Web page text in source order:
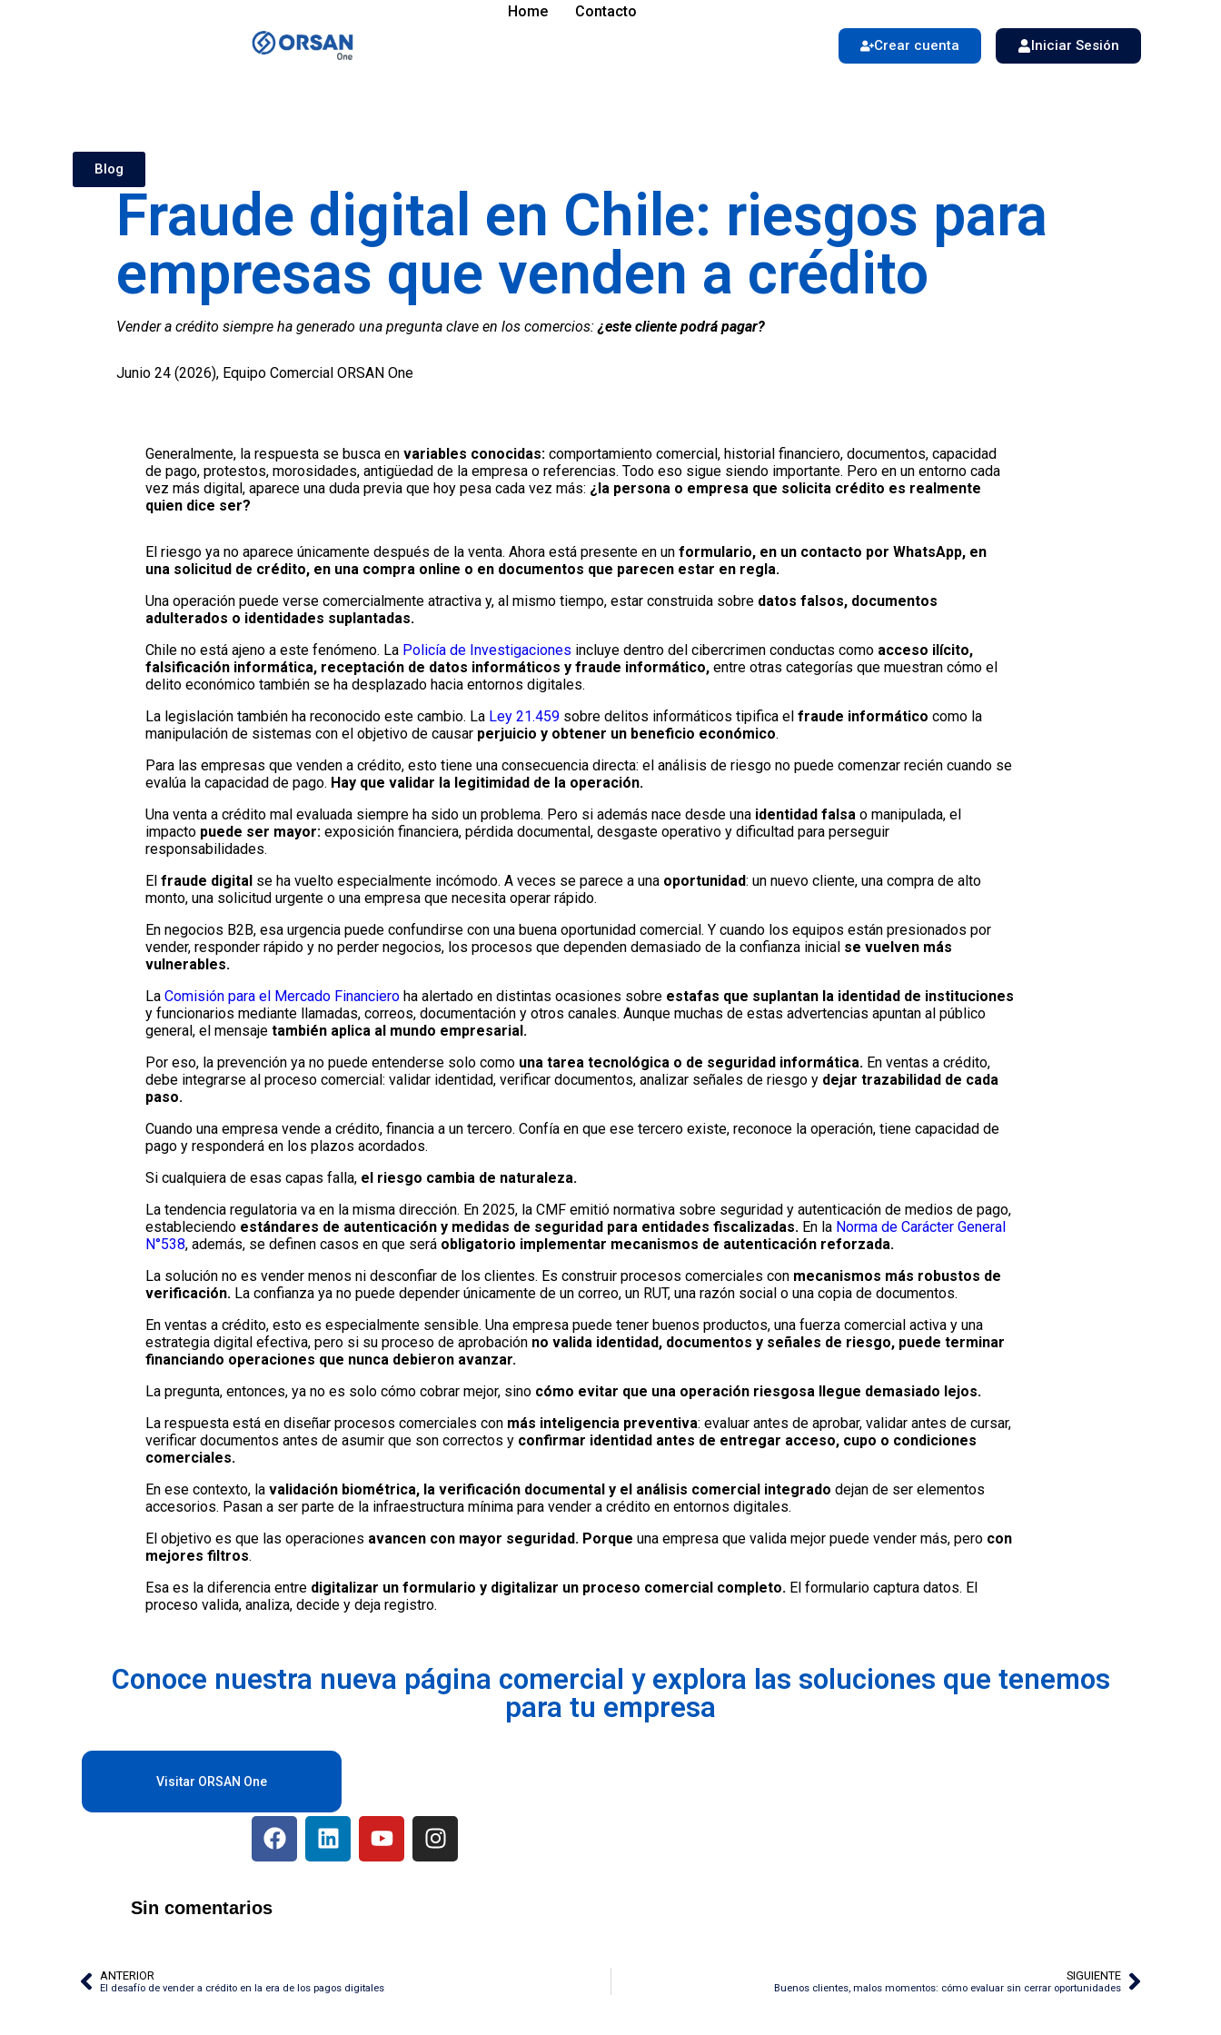
Home Contacto
Crear cuenta Iniciar Sesión
Blog
Fraude digital en Chile: riesgos para
empresas que venden a crédito
Vender a crédito siempre ha generado una pregunta clave en los comercios:¿este cliente podrá pagar?
Junio 24 (2026), Equipo Comercial ORSAN One
Generalmente, la respuesta se busca en variables conocidas: comportamiento comercial, historial financiero, documentos, capacidad
de pago, protestos, morosidades, antigüedad de la empresa o referencias. Todo eso sigue siendo importante. Pero en un entorno cada
vez más digital, aparece una duda previa que hoy pesa cada vez más: ¿la persona o empresa que solicita crédito es realmente
quien dice ser?
El riesgo ya no aparece únicamente después de la venta. Ahora está presente en un formulario, en un contacto por WhatsApp, en
una solicitud de crédito, en una compra online o en documentos que parecen estar en regla.
Una operación puede verse comercialmente atractiva y, al mismo tiempo, estar construida sobre datos falsos, documentos
adulterados o identidades suplantadas.
Chile no está ajeno a este fenómeno. La Policía de Investigaciones incluye dentro del cibercrimen conductas como acceso ilícito,
falsificación informática, receptación de datos informáticos y fraude informático, entre otras categorías que muestran cómo el
delito económico también se ha desplazado hacia entornos digitales.
La legislación también ha reconocido este cambio. La Ley 21.459 sobre delitos informáticos tipifica el fraude informático como la
manipulación de sistemas con el objetivo de causar perjuicio y obtener un beneficio económico.
Para las empresas que venden a crédito, esto tiene una consecuencia directa: el análisis de riesgo no puede comenzar recién cuando se
evalúa la capacidad de pago. Hay que validar la legitimidad de la operación.
Una venta a crédito mal evaluada siempre ha sido un problema. Pero si además nace desde una identidad falsa o manipulada, el
impacto puede ser mayor: exposición financiera, pérdida documental, desgaste operativo y dificultad para perseguir
responsabilidades.
El fraude digital se ha vuelto especialmente incómodo. A veces se parece a una oportunidad: un nuevo cliente, una compra de alto
monto, una solicitud urgente o una empresa que necesita operar rápido.
En negocios B2B, esa urgencia puede confundirse con una buena oportunidad comercial. Y cuando los equipos están presionados por
vender, responder rápido y no perder negocios, los procesos que dependen demasiado de la confianza inicial se vuelven más
vulnerables.
La Comisión para el Mercado Financiero ha alertado en distintas ocasiones sobre estafas que suplantan la identidad de instituciones
y funcionarios mediante llamadas, correos, documentación y otros canales. Aunque muchas de estas advertencias apuntan al público
general, el mensaje también aplica al mundo empresarial.
Por eso, la prevención ya no puede entenderse solo como una tarea tecnológica o de seguridad informática. En ventas a crédito,
debe integrarse al proceso comercial: validar identidad, verificar documentos, analizar señales de riesgo y dejar trazabilidad de cada
paso.
Cuando una empresa vende a crédito, financia a un tercero. Confía en que ese tercero existe, reconoce la operación, tiene capacidad de
pago y responderá en los plazos acordados.
Si cualquiera de esas capas falla, el riesgo cambia de naturaleza.
La tendencia regulatoria va en la misma dirección. En 2025, la CMF emitió normativa sobre seguridad y autenticación de medios de pago,
estableciendo estándares de autenticación y medidas de seguridad para entidades fiscalizadas. En la Norma de Carácter General
N°538, además, se definen casos en que será obligatorio implementar mecanismos de autenticación reforzada.
La solución no es vender menos ni desconfiar de los clientes. Es construir procesos comerciales con mecanismos más robustos de
verificación. La confianza ya no puede depender únicamente de un correo, un RUT, una razón social o una copia de documentos.
En ventas a crédito, esto es especialmente sensible. Una empresa puede tener buenos productos, una fuerza comercial activa y una
estrategia digital efectiva, pero si su proceso de aprobación no valida identidad, documentos y señales de riesgo, puede terminar
financiando operaciones que nunca debieron avanzar.
La pregunta, entonces, ya no es solo cómo cobrar mejor, sino cómo evitar que una operación riesgosa llegue demasiado lejos.
La respuesta está en diseñar procesos comerciales con más inteligencia preventiva: evaluar antes de aprobar, validar antes de cursar,
verificar documentos antes de asumir que son correctos y confirmar identidad antes de entregar acceso, cupo o condiciones
comerciales.
En ese contexto, la validación biométrica, la verificación documental y el análisis comercial integrado dejan de ser elementos
accesorios. Pasan a ser parte de la infraestructura mínima para vender a crédito en entornos digitales.
El objetivo es que las operaciones avancen con mayor seguridad. Porque una empresa que valida mejor puede vender más, pero con
mejores filtros.
Esa es la diferencia entre digitalizar un formulario y digitalizar un proceso comercial completo. El formulario captura datos. El
proceso valida, analiza, decide y deja registro.
Conoce nuestra nueva página comercial y explora las soluciones que tenemos
para tu empresa
Visitar ORSAN One
Sin comentarios
ANTERIOR
El desafío de vender a crédito en la era de los pagos digitales
SIGUIENTE
Buenos clientes, malos momentos: cómo evaluar sin cerrar oportunidades